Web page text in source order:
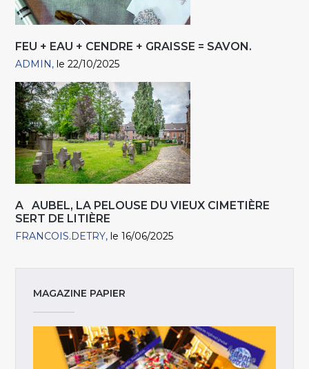
FEU + EAU + CENDRE + GRAISSE = SAVON.
ADMIN le 22/10/2025
A AUBEL, LA PELOUSE DU VIEUX CIMETIÈRE
SERT DE LITIÈRE
FRANCOIS.DETRY le 16/06/2025
MAGAZINE PAPIER